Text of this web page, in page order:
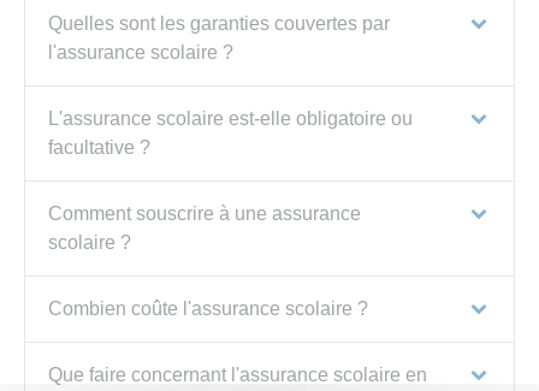
Quelles sont les garanties couvertes par
l'assurance scolaire ?
L'assurance scolaire est-elle obligatoire ou
facultative ?
Comment souscrire à une assurance
scolaire ?
Combien coûte l'assurance scolaire ?
Que faire concernant l'assurance scolaire en